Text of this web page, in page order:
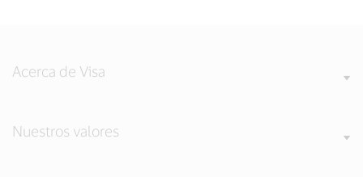
Acerca de Visa
Nuestros valores